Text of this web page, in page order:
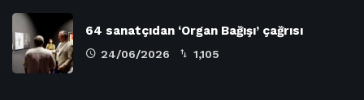
64 sanatçıdan ‘Organ Bağışı’ çağrısı
24/06/2026 1,105